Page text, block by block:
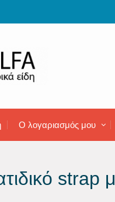
Ο λογαριασμός μου
strap